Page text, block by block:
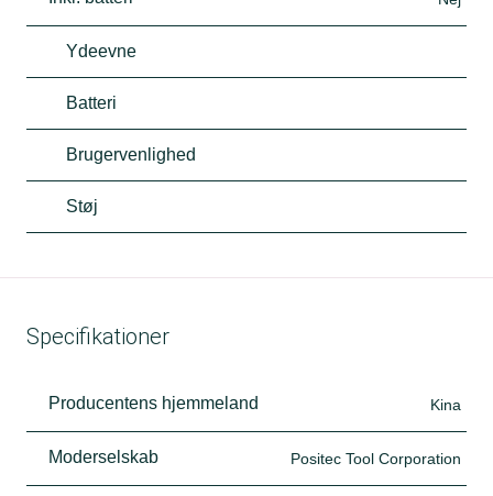
Ydeevne
Batteri
Brugervenlighed
Støj
Specifikationer
Producentens hjemmeland Kina
Moderselskab Positec Tool Corporation